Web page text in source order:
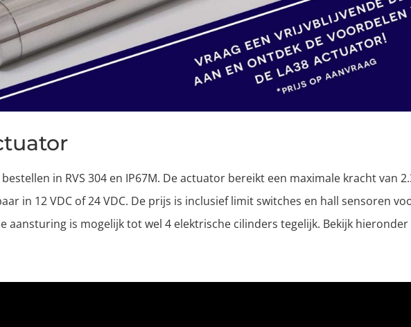
in RVS 304 en IP67M. De actuator bereikt een maximale kracht van
in 12 VDC of 24 VDC. De prijs is inclusief limit switches en hall sensoren
aansturing is mogelijk tot wel 4 elektrische cilinders tegelijk. Bekijk